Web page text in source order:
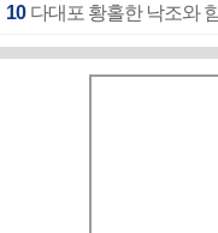
10 다대포 황홀한 낙조와